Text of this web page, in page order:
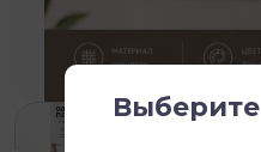
Выберите